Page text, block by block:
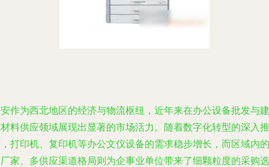
作为西北地区的经济与物流枢纽，近年来在办公设备批发与建
料供应领域展现出显著的市场活力。随着数字化转型的深入推
打印机、复印机等办公文仪设备的需求稳步增长，而区域内的
家、多供应渠道格局则为企事业单位带来了细颗粒度的采购选